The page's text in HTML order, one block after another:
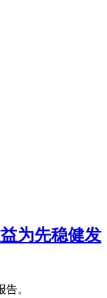
为先稳健发
。